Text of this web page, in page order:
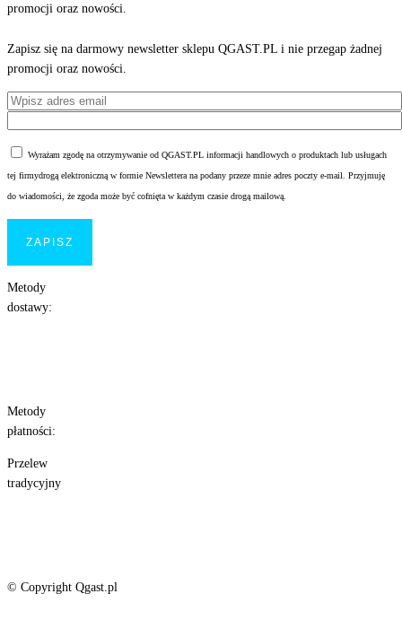
promocji oraz nowości.
Zapisz się na darmowy newsletter sklepu QGAST.PL i nie przegap żadnej
promocji oraz nowości.
Wyrażam zgodę na otrzymywanie od QGAST.PL informacji handlowych o produktach lub usługach
tej firmydrogą elektroniczną w formie Newslettera na podany przeze mnie adres poczty e-mail. Przyjmuję
do wiadomości, że zgoda może być cofnięta w każdym czasie drogą mailową.
Metody
dostawy:
Metody
płatności:
Przelew
tradycyjny
© Copyright Qgast.pl